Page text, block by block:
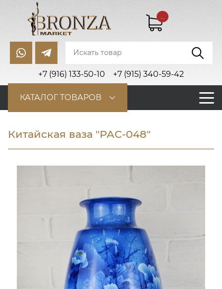
+7 (916) 133-50-10 +7 (915) 340-59-42
...
КАТАЛОГ ТОВАРОВ
Китайская ваза "РАС-048"